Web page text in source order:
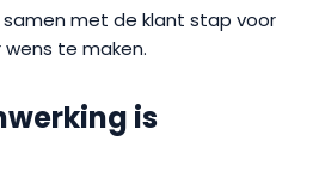
met de klant stap voor
te maken.
is